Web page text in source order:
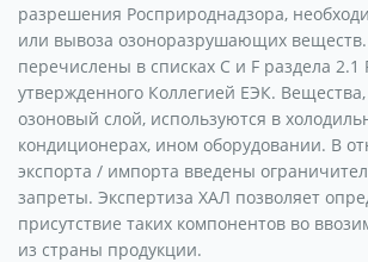
разрешения Росприроднадзора,
или вывоза озоноразрушающих
перечислены в списках С и F раздела
утвержденного Коллегией ЕЭК.
озоновый слой, используются в
кондиционерах, ином оборудовании. В
экспорта / импорта введены
запреты. Экспертиза ХАЛ позволяет
присутствие таких компонентов во
из страны продукции.